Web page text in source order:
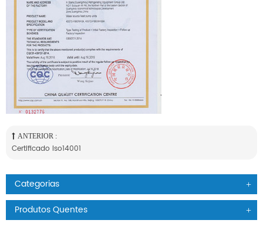
ANTERIOR :
Certificado Iso14001
Categorias
Produtos Quentes